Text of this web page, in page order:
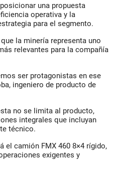
una propuesta
operativa y la
para el segmento.
la minería representa uno
relevantes para la compañía
ser protagonistas en ese
ingeniero de producto de
no se limita al producto,
integrales que incluyan
técnico.
el camión FMX 460 8×4 rígido,
exigentes y